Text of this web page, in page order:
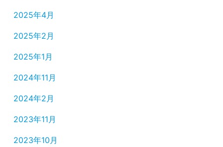
2025年4月
2025年2月
2025年1月
2024年11月
2024年2月
2023年11月
2023年10月